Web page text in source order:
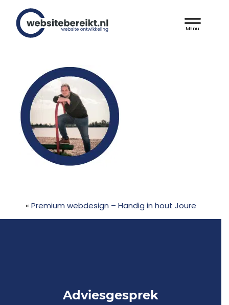
naar
de
hoofd
Websitebereikt.nl
Header
« Premium webdesign – Handig in hout Joure
Adviesgesprek